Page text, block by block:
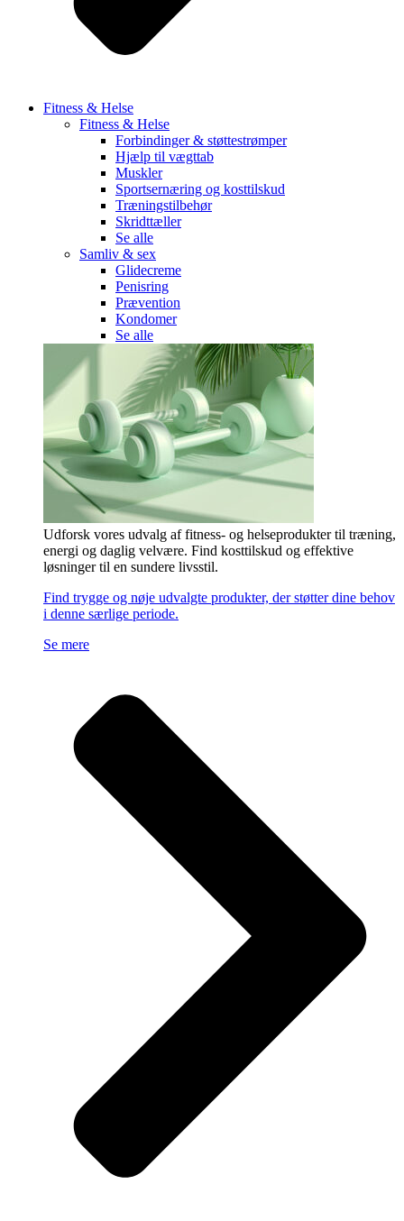
Fitness & Helse
Fitness & Helse
Forbindinger & støttestrømper
Hjælp til vægttab
Muskler
Sportsernæring og kosttilskud
Træningstilbehør
Skridttæller
Se alle
Samliv & sex
Glidecreme
Penisring
Prævention
Kondomer
Se alle
Udforsk vores udvalg af fitness- og helseprodukter til træning,
energi og daglig velvære. Find kosttilskud og effektive
løsninger til en sundere livsstil.
Find trygge og nøje udvalgte produkter, der støtter dine behov
i denne særlige periode.
Se mere